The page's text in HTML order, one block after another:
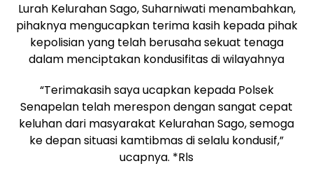
Lurah Kelurahan Sago, Suharniwati menambahkan,
pihaknya mengucapkan terima kasih kepada pihak
kepolisian yang telah berusaha sekuat tenaga
dalam menciptakan kondusifitas di wilayahnya
“Terimakasih saya ucapkan kepada Polsek
Senapelan telah merespon dengan sangat cepat
keluhan dari masyarakat Kelurahan Sago, semoga
ke depan situasi kamtibmas di selalu kondusif,”
ucapnya. *Rls